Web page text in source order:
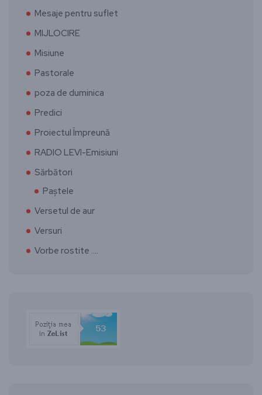
Mesaje pentru suflet
MIJLOCIRE
Misiune
Pastorale
poza de duminica
Predici
Proiectul Împreună
RADIO LEVI-Emisiuni
Sărbători
Paștele
Versetul de aur
Versuri
Vorbe rostite ….